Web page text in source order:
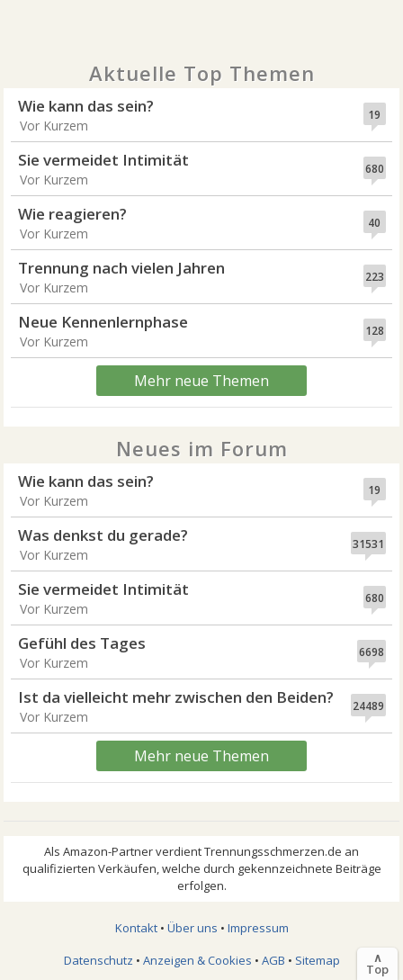
Aktuelle Top Themen
19
Wie kann das sein?
Vor Kurzem
680
Sie vermeidet Intimität
Vor Kurzem
40
Wie reagieren?
Vor Kurzem
223
Trennung nach vielen Jahren
Vor Kurzem
128
Neue Kennenlernphase
Vor Kurzem
Mehr neue Themen
Neues im Forum
19
Wie kann das sein?
Vor Kurzem
31531
Was denkst du gerade?
Vor Kurzem
680
Sie vermeidet Intimität
Vor Kurzem
6698
Gefühl des Tages
Vor Kurzem
24489
Ist da vielleicht mehr zwischen den Beiden?
Vor Kurzem
Mehr neue Themen
Kontakt• Über uns • Impressum
Datenschutz • Anzeigen & Cookies • AGB • Sitemap ∧
Top